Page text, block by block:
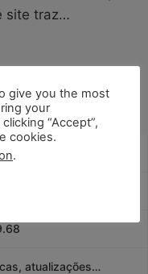
site traz…
atualizações…
give you the most
your
“Accept”,
cookies.
.